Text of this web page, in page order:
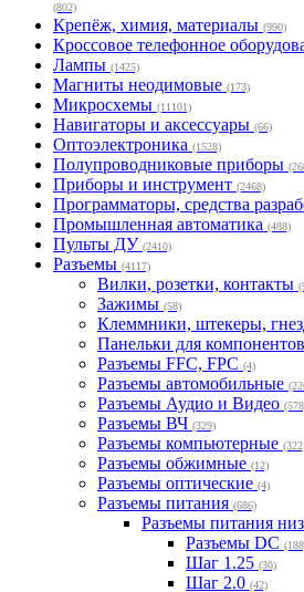
(802)
Крепёж, химия, материалы (990)
Кроссовое телефонное
Лампы (1425)
Магниты неодимовые (173)
Микросхемы (11101)
Навигаторы и аксессуары (66)
Оптоэлектроника (1528)
Полупроводниковые приборы
Приборы и инструмент (2468)
Программаторы, средства
Промышленная автоматика (488)
Пульты ДУ (2410)
Разъемы (4117)
Вилки, розетки, контакты
Зажимы (58)
Клеммники, штекеры,
Панельки для компонентов
Разъемы FFC, FPC (4)
Разъемы автомобильные
Разъемы Аудио и Видео
Разъемы ВЧ (329)
Разъемы компьютерные
Разъемы обжимные (12)
Разъемы оптические (4)
Разъемы питания (686)
Разъемы питания
Разъемы DC
Шаг 1.25 (30)
Шаг 2.0 (42)